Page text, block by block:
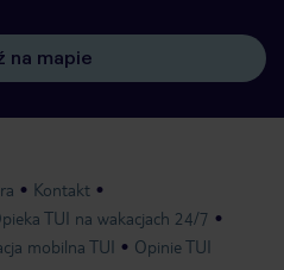
na mapie
Kontakt
TUI na wakacjach 24/7
mobilna TUI Opinie TUI